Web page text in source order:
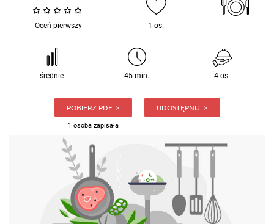
Oceń pierwszy 1 os.
średnie 45 min. 4 os.
POBIERZ PDF
1 osoba zapisała
UDOSTĘPNIJ